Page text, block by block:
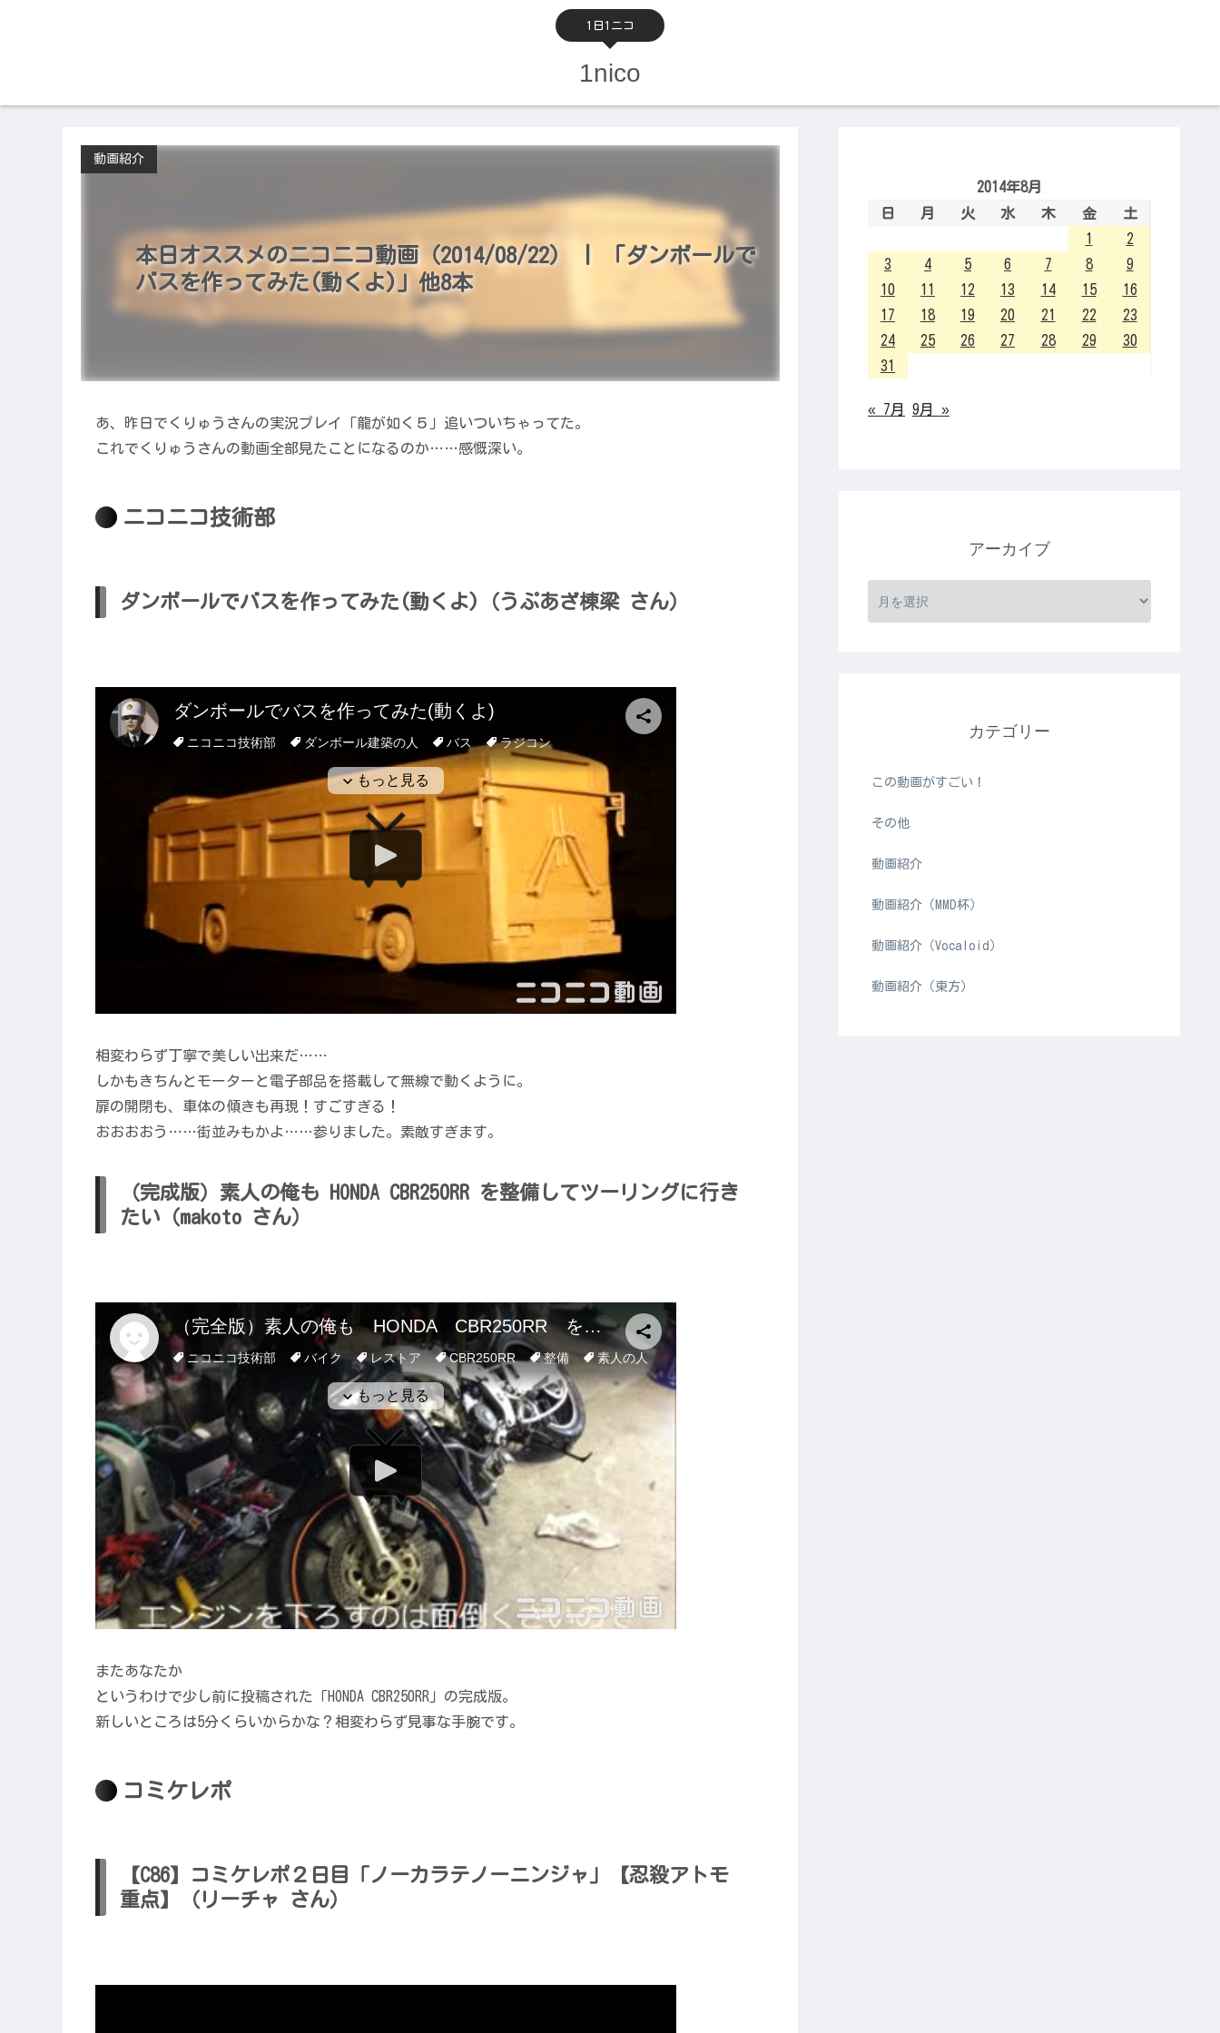
1日1ニコ
1nico
本日オススメのニコニコ動画（2014/08/22） | 「ダンボールで
バスを作ってみた(動くよ)」他8本
動画紹介
あ、昨日でくりゅうさんの実況プレイ「龍が如く５」追いついちゃってた。
これでくりゅうさんの動画全部見たことになるのか……感慨深い。
ニコニコ技術部
ダンボールでバスを作ってみた(動くよ)（うぷあざ棟梁 さん）
相変わらず丁寧で美しい出来だ……
しかもきちんとモーターと電子部品を搭載して無線で動くように。
扉の開閉も、車体の傾きも再現！すごすぎる！
おおおおう……街並みもかよ……参りました。素敵すぎます。
（完成版）素人の俺も HONDA CBR250RR を整備してツーリングに行き
たい（makoto さん）
またあなたか
というわけで少し前に投稿された「HONDA CBR250RR」の完成版。
新しいところは5分くらいからかな？相変わらず見事な手腕です。
コミケレポ
【C86】コミケレポ２日目「ノーカラテノーニンジャ」【忍殺アトモ
重点】（リーチャ さん）
2014年8月
日
月 火 水 木 金
土
1
2
3
4 5 6 7 8
9
10
11 12 13 14 15
16
17
18 19 20 21 22
23
24
25 26 27 28 29
30
31
« 7月 9月 »
アーカイブ
カテゴリー
この動画がすごい！
その他
動画紹介
動画紹介（MMD杯）
動画紹介（Vocaloid）
動画紹介（東方）